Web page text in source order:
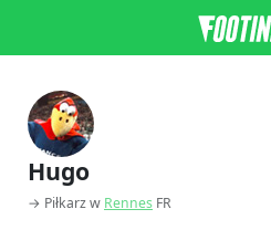
Hugo
→ Piłkarz w Rennes FR